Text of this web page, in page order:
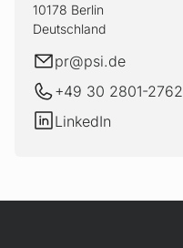
10178 Berlin
Deutschland
E-Mail
pr@psi.de
+49 30 2801-2762
LinkedIn
LinkedIn